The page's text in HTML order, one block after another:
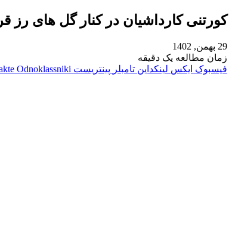
کورتنی کارداشیان در کنار گل های رز
29 بهمن, 1402
زمان مطالعه یک دقیقه
فیسبوک ایکس لینکداین تامبلر پینتریست Odnoklassniki